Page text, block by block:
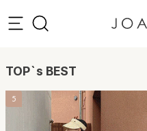
TOP`s BEST
5